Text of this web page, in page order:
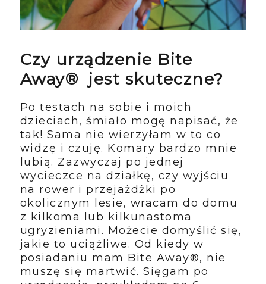
Czy urządzenie Bite
Away® jest skuteczne?
Po testach na sobie i moich
dzieciach, śmiało mogę napisać, że
tak! Sama nie wierzyłam w to co
widzę i czuję. Komary bardzo mnie
lubią. Zazwyczaj po jednej
wycieczce na działkę, czy wyjściu
na rower i przejażdżki po
okolicznym lesie, wracam do domu
z kilkoma lub kilkunastoma
ugryzieniami. Możecie domyślić się,
jakie to uciążliwe. Od kiedy w
posiadaniu mam Bite Away®, nie
muszę się martwić. Sięgam po